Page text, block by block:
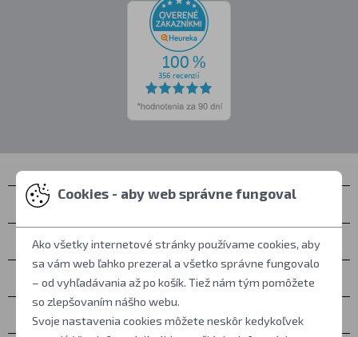
Kontakty
Zastihnete nás
Všetko o nákupe
Ďalšie informácie
Cookies - aby web správne fungoval
Ako všetky internetové stránky používame cookies, aby
sa vám web ľahko prezeral a všetko správne fungovalo
– od vyhľadávania až po košík. Tiež nám tým pomôžete
so zlepšovaním nášho webu.
Svoje nastavenia cookies môžete neskôr kedykoľvek